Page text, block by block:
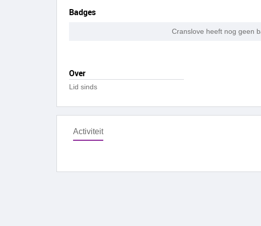
Badges
Cranslove heeft nog geen
Over
Lid sinds
Activiteit